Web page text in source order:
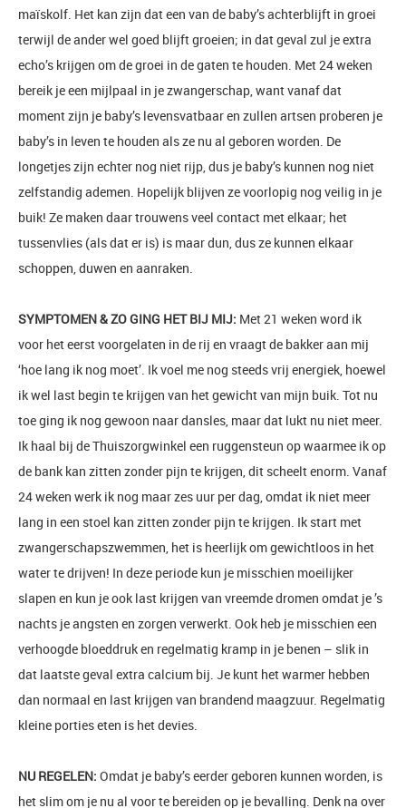
maïskolf. Het kan zijn dat een van de baby’s achterblijft in groei
terwijl de ander wel goed blijft groeien; in dat geval zul je extra
echo’s krijgen om de groei in de gaten te houden. Met 24 weken
bereik je een mijlpaal in je zwangerschap, want vanaf dat
moment zijn je baby’s levensvatbaar en zullen artsen proberen je
baby’s in leven te houden als ze nu al geboren worden. De
longetjes zijn echter nog niet rijp, dus je baby’s kunnen nog niet
zelfstandig ademen. Hopelijk blijven ze voorlopig nog veilig in je
buik! Ze maken daar trouwens veel contact met elkaar; het
tussenvlies (als dat er is) is maar dun, dus ze kunnen elkaar
schoppen, duwen en aanraken.
SYMPTOMEN & ZO GING HET BIJ MIJ: Met 21 weken word ik
voor het eerst voorgelaten in de rij en vraagt de bakker aan mij
‘hoe lang ik nog moet’. Ik voel me nog steeds vrij energiek, hoewel
ik wel last begin te krijgen van het gewicht van mijn buik. Tot nu
toe ging ik nog gewoon naar dansles, maar dat lukt nu niet meer.
Ik haal bij de Thuiszorgwinkel een ruggensteun op waarmee ik op
de bank kan zitten zonder pijn te krijgen, dit scheelt enorm. Vanaf
24 weken werk ik nog maar zes uur per dag, omdat ik niet meer
lang in een stoel kan zitten zonder pijn te krijgen. Ik start met
zwangerschapszwemmen, het is heerlijk om gewichtloos in het
water te drijven! In deze periode kun je misschien moeilijker
slapen en kun je ook last krijgen van vreemde dromen omdat je ’s
nachts je angsten en zorgen verwerkt. Ook heb je misschien een
verhoogde bloeddruk en regelmatig kramp in je benen – slik in
dat laatste geval extra calcium bij. Je kunt het warmer hebben
dan normaal en last krijgen van brandend maagzuur. Regelmatig
kleine porties eten is het devies.
NU REGELEN: Omdat je baby’s eerder geboren kunnen worden, is
het slim om je nu al voor te bereiden op je bevalling. Denk na over